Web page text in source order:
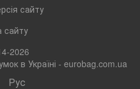
сайту
сайту
2026
в Україні - eurobag.com.ua
Рус